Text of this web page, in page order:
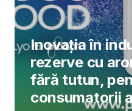
Inovația în
rezerve cu
fără tutun,
consumatorii